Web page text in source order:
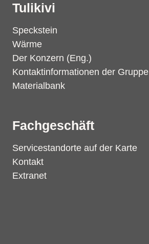
Tulikivi
Speckstein
Wärme
Der Konzern (Eng.)
Kontaktinformationen der Gruppe
Materialbank
Fachgeschäft
Servicestandorte auf der Karte
Kontakt
Extranet